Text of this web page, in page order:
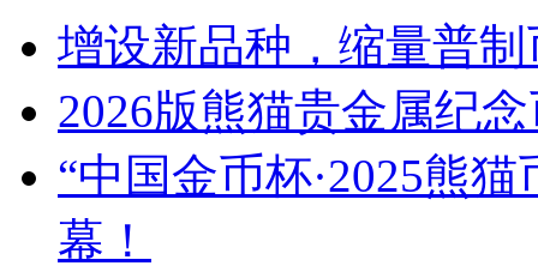
增设新品种，缩量普
2026版熊猫贵金属纪
“中国金币杯·2025熊
幕！